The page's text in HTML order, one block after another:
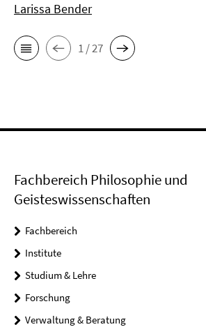
Larissa Bender
1 / 27
Fachbereich Philosophie und
Geisteswissenschaften
Fachbereich
Institute
Studium & Lehre
Forschung
Verwaltung & Beratung